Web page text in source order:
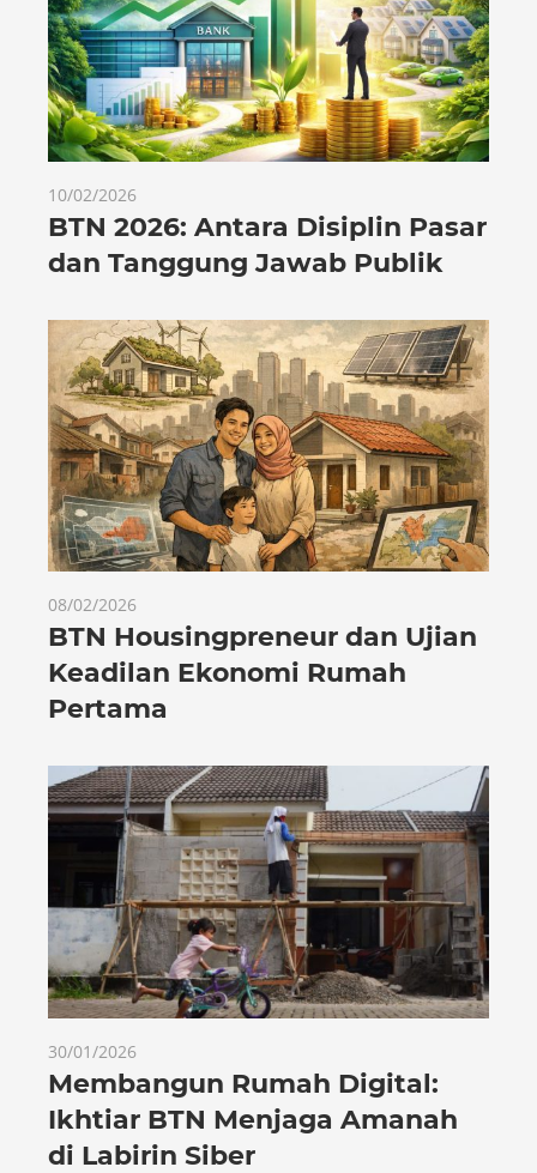
10/02/2026
BTN 2026: Antara Disiplin Pasar
dan Tanggung Jawab Publik
08/02/2026
BTN Housingpreneur dan Ujian
Keadilan Ekonomi Rumah
Pertama
30/01/2026
Membangun Rumah Digital:
Ikhtiar BTN Menjaga Amanah
di Labirin Siber